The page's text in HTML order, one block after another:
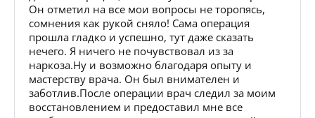
Он отметил на все мои вопросы не торопясь,
сомнения как рукой сняло! Сама операция
прошла гладко и успешно, тут даже сказать
нечего. Я ничего не почувствовал из за
наркоза.Ну и возможно благодаря опыту и
мастерству врача. Он был внимателен и
заботлив.После операции врач следил за моим
восстановлением и предоставил мне все